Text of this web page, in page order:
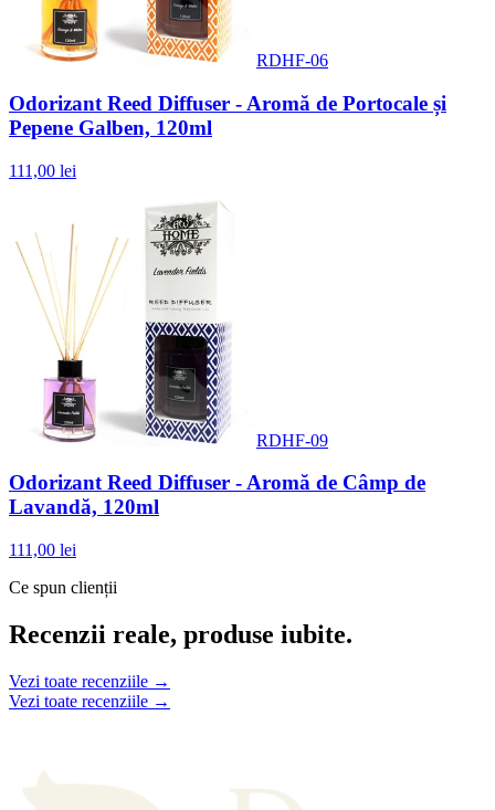
RDHF-06
Odorizant Reed Diffuser - Aromă de Portocale și
Pepene Galben, 120ml
111,00 lei
RDHF-09
Odorizant Reed Diffuser - Aromă de Câmp de
Lavandă, 120ml
111,00 lei
Ce spun clienții
Recenzii reale, produse iubite.
Vezi toate recenziile →
Vezi toate recenziile →